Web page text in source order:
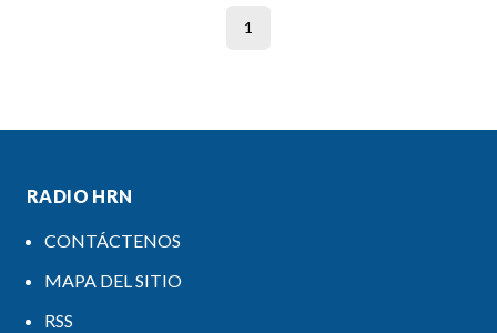
1
RADIO HRN
CONTÁCTENOS
MAPA DEL SITIO
RSS